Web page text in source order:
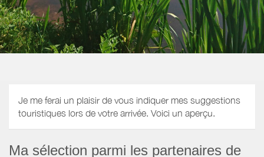
Je me ferai un plaisir de vous indiquer mes suggestions
touristiques lors de votre arrivée. Voici un aperçu.
Ma sélection parmi les partenaires de